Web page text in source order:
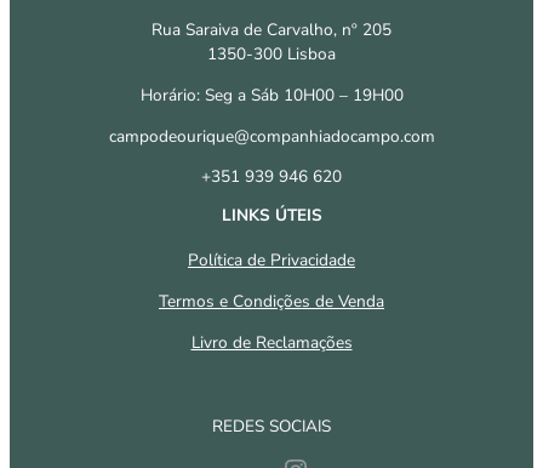
LINKS ÚTEIS
Política de Privacidade
Termos e Condições de Venda
Livro de Reclamações
REDES SOCIAIS
Rua Saraiva de Carvalho, nº 205
1350-300 Lisboa
Horário: Seg a Sáb 10H00 – 19H00
campodeourique@companhiadocampo.com
+351 939 946 620